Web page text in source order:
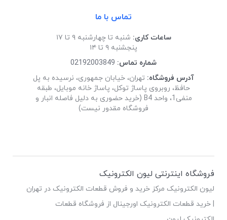
تماس با ما
ساعات کاری: شنبه تا چهارشنبه ۹ تا ۱۷
پنجشنبه ۹ تا ۱۴
شماره تماس: 02192003849
آدرس فروشگاه: تهران، خیابان جمهوری، نرسیده به پل
حافظ، روبروی پاساژ توکل، پاساژ خانه موبایل، طبقه
منفی1، واحد B4 (خرید حضوری به دلیل فاصله انبار و
فروشگاه مقدور نیست)
فروشگاه اینترنتی لیون الکترونیک
لیون الکترونیک مرکز خرید و فروش قطعات الکترونیک در تهران
| خرید قطعات الکترونیک اورجینال از فروشگاه قطعات